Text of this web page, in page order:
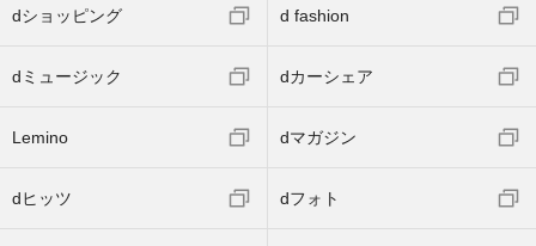
dショッピング d fashion
dミュージック dカーシェア
Lemino dマガジン
dヒッツ dフォト